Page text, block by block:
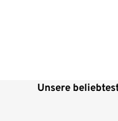
Unsere